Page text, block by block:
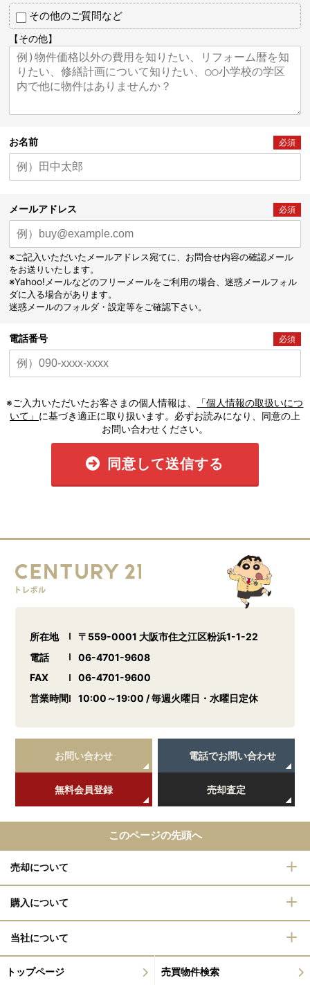
その他のご質問など
【その他】
お名前 必須
メールアドレス 必須
※ご記入いただいたメールアドレス宛てに、お問合せ内容の確認メール
をお送りいたします。
※Yahoo!メールなどのフリーメールをご利用の場合、迷惑メールフォル
ダに入る場合があります。
迷惑メールのフォルダ・設定等をご確認下さい。
電話番号 必須
※ご入力いただいたお客さまの個人情報は、
「個人情報の取扱いにつ
いて」 に基づき適正に取り扱います。必ずお読みになり、同意の上
お問い合わせください。
同意して送信する
所在地
〒559-0001 大阪市住之江区粉浜1-1-22
電話
06-4701-9608
FAX
06-4701-9600
営業時間
10:00～19:00 / 毎週火曜日・水曜日定休
お問い合わせ 電話でお問い合わせ
無料会員登録 売却査定
このページの先頭へ
売却について
購入について
当社について
トップページ 売買物件検索